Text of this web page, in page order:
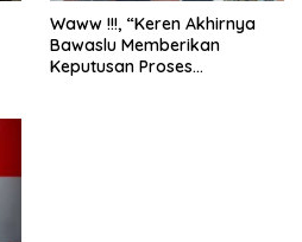
Waww !!!, “Keren Akhirnya
Bawaslu Memberikan
Keputusan Proses